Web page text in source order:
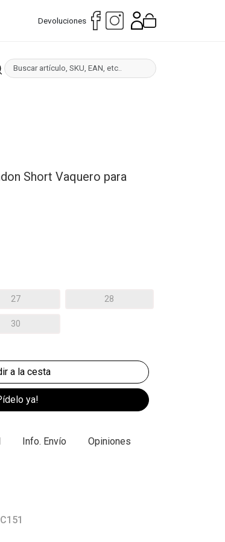
Devoluciones
Short Vaquero para
27 28
30
ya!
Info. Envío Opiniones